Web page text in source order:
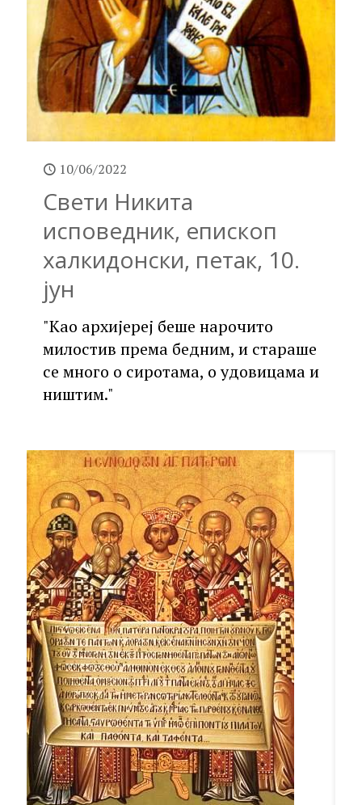
10/06/2022
Свети Никита
исповедник, епископ
халкидонски, петак, 10.
јун
"Као архијереј беше нарочито
милостив према бедним, и стараше
се много о сиротама, о удовицама и
ништим."